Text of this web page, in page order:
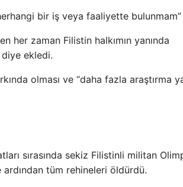
bir iş veya faaliyette
her zaman Filistin halkımın yanında
ekledi.
olması ve “daha fazla araştırma
sırasında sekiz Filistinli militan
tüm rehineleri öldürdü.